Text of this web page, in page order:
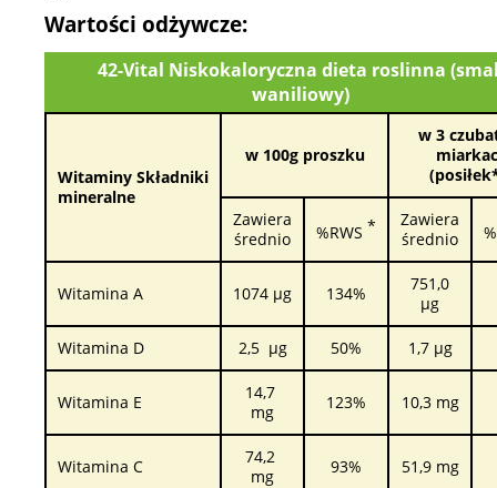
Wartości odżywcze:
42-Vital Niskokaloryczna dieta roslinna
waniliowy)
Witaminy Składniki
mineralne
w 100g proszku
w 3
Zawiera
średnio
%RWS *
Zawiera
średnio
Witamina A 1074 µg 134%
751,0
µg
Witamina D 2,5 µg 50% 1,7 µg
Witamina E
14,7
mg
123% 10,3 mg
Witamina C
74,2
mg
93% 51,9 mg